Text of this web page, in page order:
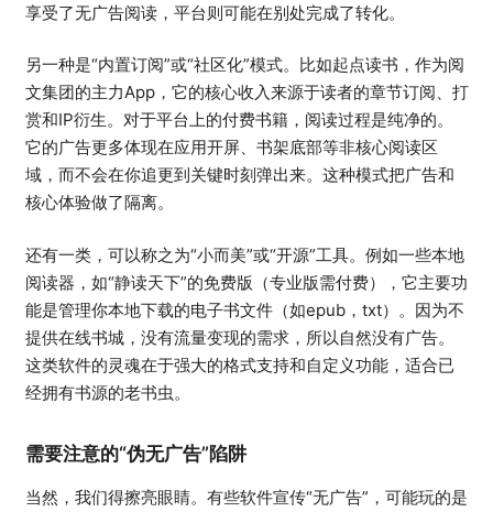
享受了无广告阅读，平台则可能在别处完成了转化。
另一种是“内置订阅”或“社区化”模式。比如起点读书，作为阅
文集团的主力App，它的核心收入来源于读者的章节订阅、打
赏和IP衍生。对于平台上的付费书籍，阅读过程是纯净的。
它的广告更多体现在应用开屏、书架底部等非核心阅读区
域，而不会在你追更到关键时刻弹出来。这种模式把广告和
核心体验做了隔离。
还有一类，可以称之为“小而美”或“开源”工具。例如一些本地
阅读器，如“静读天下”的免费版（专业版需付费），它主要功
能是管理你本地下载的电子书文件（如epub，txt）。因为不
提供在线书城，没有流量变现的需求，所以自然没有广告。
这类软件的灵魂在于强大的格式支持和自定义功能，适合已
经拥有书源的老书虫。
需要注意的“伪无广告”陷阱
当然，我们得擦亮眼睛。有些软件宣传“无广告”，可能玩的是